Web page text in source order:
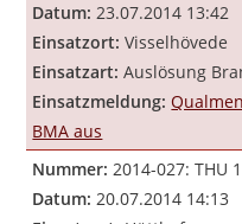
Datum: 23.07.2014 13:42
Einsatzort: Visselhövede
Einsatzart: Auslösung
Einsatzmeldung:
BMA aus
Nummer: 2014-027: THU
Datum: 20.07.2014 14:13